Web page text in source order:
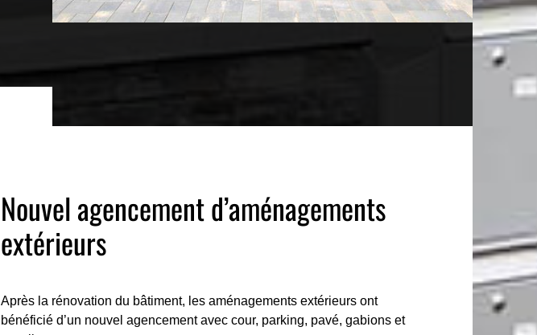
Nouvel agencement d’aménagements
extérieurs
Après la rénovation du bâtiment, les aménagements extérieurs ont
bénéficié d’un nouvel agencement avec cour, parking, pavé, gabions et